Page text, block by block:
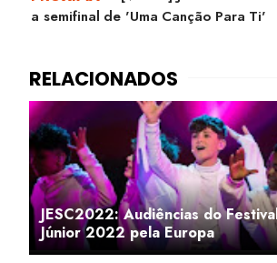
a semifinal de 'Uma Canção Para Ti'
JESC2022: Audiências do
Júnior 2022 pela Europa